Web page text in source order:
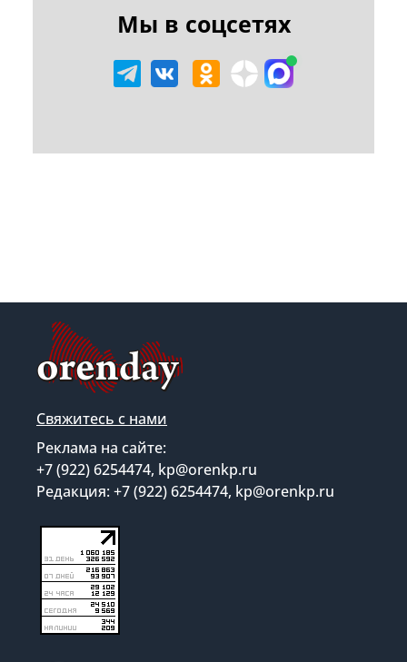
Мы в соцсетях
Свяжитесь с нами
Реклама на сайте:
+7 (922) 6254474, kp@orenkp.ru
Редакция: +7 (922) 6254474, kp@orenkp.ru